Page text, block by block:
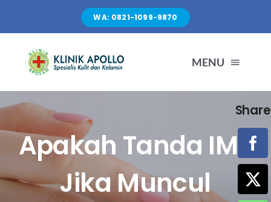
content
WA: 0821-1099-9870
MENU
LAYANAN
FASILITAS
Apakah Tanda IMS
Jika Muncul
Share